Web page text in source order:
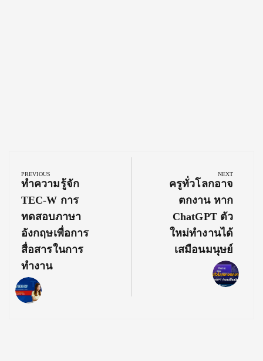
navigation
PREVIOUS
Previous
Post:
ทำความรู้จัก
TEC-W การ
ทดสอบภาษา
อังกฤษเพื่อการ
สื่อสารในการ
ทำงาน
NEXT
Next
Post:
ครูทั่วโลกอาจ
ตกงาน หาก
ChatGPT ตัว
ใหม่ทำงานได้
เสมือนมนุษย์